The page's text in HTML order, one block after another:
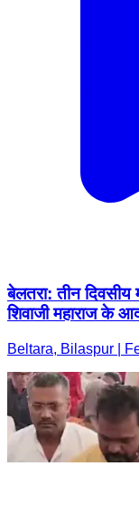
बेलतरा: तीन दिवसीय
शिवाजी महाराज के
Beltara, Bilaspur |